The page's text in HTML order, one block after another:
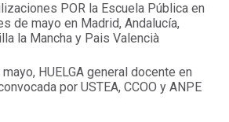
POR la Escuela Pública en
de mayo en Madrid, Andalucía,
la Mancha y Pais Valencià
mayo, HUELGA general docente en
por USTEA, CCOO y ANPE